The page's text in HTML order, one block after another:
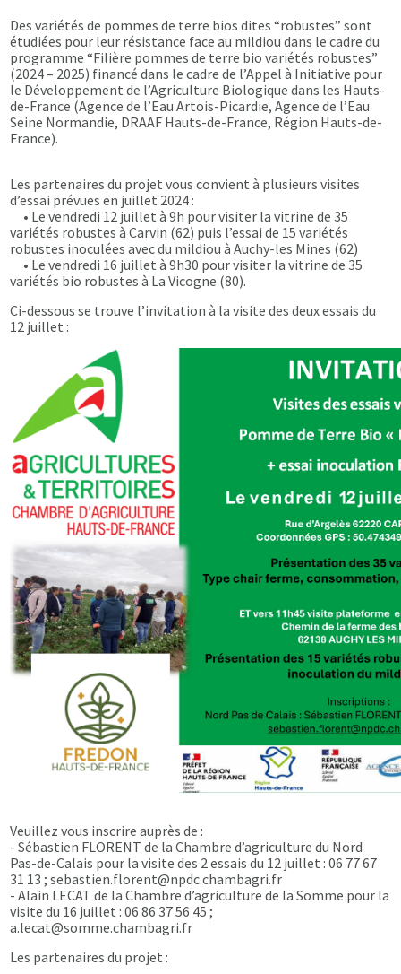
Des variétés de pommes de terre bios dites “robustes” sont
étudiées pour leur résistance face au mildiou dans le cadre du
programme “Filière pommes de terre bio variétés robustes”
(2024 – 2025) financé dans le cadre de l’Appel à Initiative pour
le Développement de l’Agriculture Biologique dans les Hauts-
de-France (Agence de l’Eau Artois-Picardie, Agence de l’Eau
Seine Normandie, DRAAF Hauts-de-France, Région Hauts-de-
France).
Les partenaires du projet vous convient à plusieurs visites
d’essai prévues en juillet 2024 :
• Le vendredi 12 juillet à 9h pour visiter la vitrine de 35
variétés robustes à Carvin (62) puis l’essai de 15 variétés
robustes inoculées avec du mildiou à Auchy-les Mines (62)
• Le vendredi 16 juillet à 9h30 pour visiter la vitrine de 35
variétés bio robustes à La Vicogne (80).
Ci-dessous se trouve l’invitation à la visite des deux essais du
12 juillet :
Veuillez vous inscrire auprès de :
- Sébastien FLORENT de la Chambre d’agriculture du Nord
Pas-de-Calais pour la visite des 2 essais du 12 juillet : 06 77 67
31 13 ; sebastien.florent@npdc.chambagri.fr
- Alain LECAT de la Chambre d’agriculture de la Somme pour la
visite du 16 juillet : 06 86 37 56 45 ;
a.lecat@somme.chambagri.fr
Les partenaires du projet :